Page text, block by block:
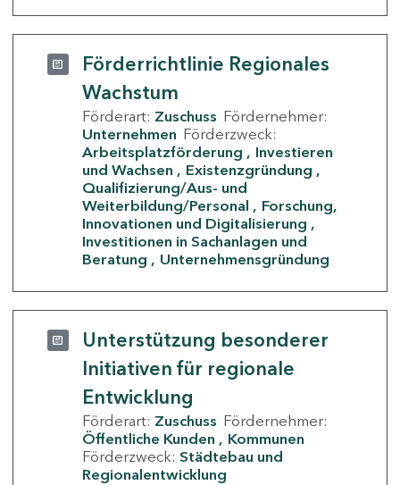
Förderrichtlinie Regionales
Wachstum
Förderart: Zuschuss Fördernehmer:
Unternehmen Förderzweck:
Arbeitsplatzförderung
Investieren
und Wachsen
Existenzgründung
Qualifizierung/Aus- und
Weiterbildung/Personal
Forschung,
Innovationen und Digitalisierung
Investitionen in Sachanlagen und
Beratung
Unternehmensgründung
Unterstützung besonderer
Initiativen für regionale
Entwicklung
Förderart: Zuschuss Fördernehmer:
Öffentliche Kunden
Kommunen
Förderzweck: Städtebau und
Regionalentwicklung